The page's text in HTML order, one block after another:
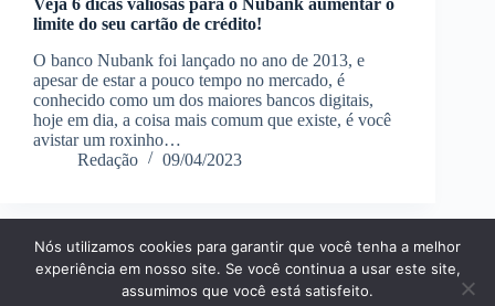
Veja 6 dicas valiosas para o Nubank aumentar o
limite do seu cartão de crédito!
O banco Nubank foi lançado no ano de 2013, e
apesar de estar a pouco tempo no mercado, é
conhecido como um dos maiores bancos digitais,
hoje em dia, a coisa mais comum que existe, é você
avistar um roxinho…
Redação
09/04/2023
Página Inícial Dicas
Aplicativos
Entretenimento
Finanças Notícias
Tecnologia
Nós utilizamos cookies para garantir que você tenha a melhor
experiência em nosso site. Se você continua a usar este site,
assumimos que você está satisfeito.